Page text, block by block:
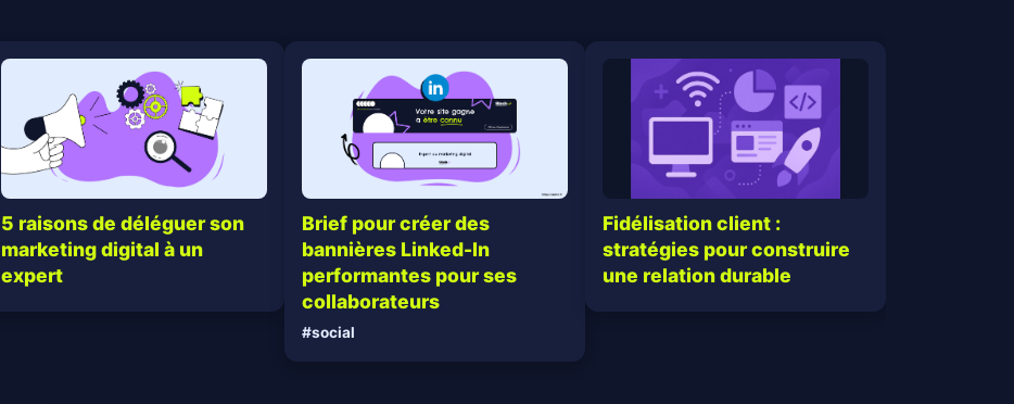
5 raisons de déléguer son
marketing digital à un
expert
Brief pour créer des
bannières Linked-In
performantes pour ses
collaborateurs
#social
Fidélisation client :
stratégies pour construire
une relation durable